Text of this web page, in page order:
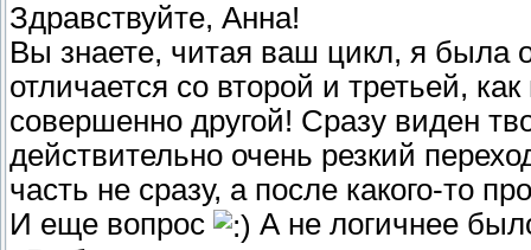
Здравствуйте, Анна!
Вы знаете, читая ваш цикл, я была
отличается со второй и третьей,
совершенно другой! Сразу виден
действительно очень резкий
часть не сразу, а после какого-то
И еще вопрос
А не логичнее